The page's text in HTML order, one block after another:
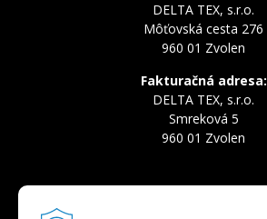
DELTA TEX, s.r.o.
Môťovská cesta 276
960 01 Zvolen
Fakturačná adresa:
DELTA TEX, s.r.o.
Smreková 5
960 01 Zvolen